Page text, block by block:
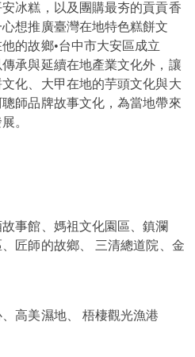
冰糕，以及團購最夯的貢貢香
想推廣臺灣在地特色糕餅文
的故鄉•台中市大安區成立
傳承與延續在地產業文化外，讓
化、大甲在地的芋頭文化與大
師品牌故事文化，為當地帶來
。
事館、媽祖文化園區、鎮瀾
匠師的故鄉、 三清總道院、金
高美濕地、 梧棲觀光漁港